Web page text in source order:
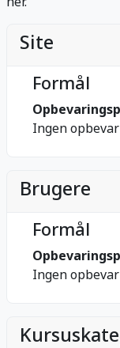
Site
Formål
Ingen
Brugere
Formål
Ingen